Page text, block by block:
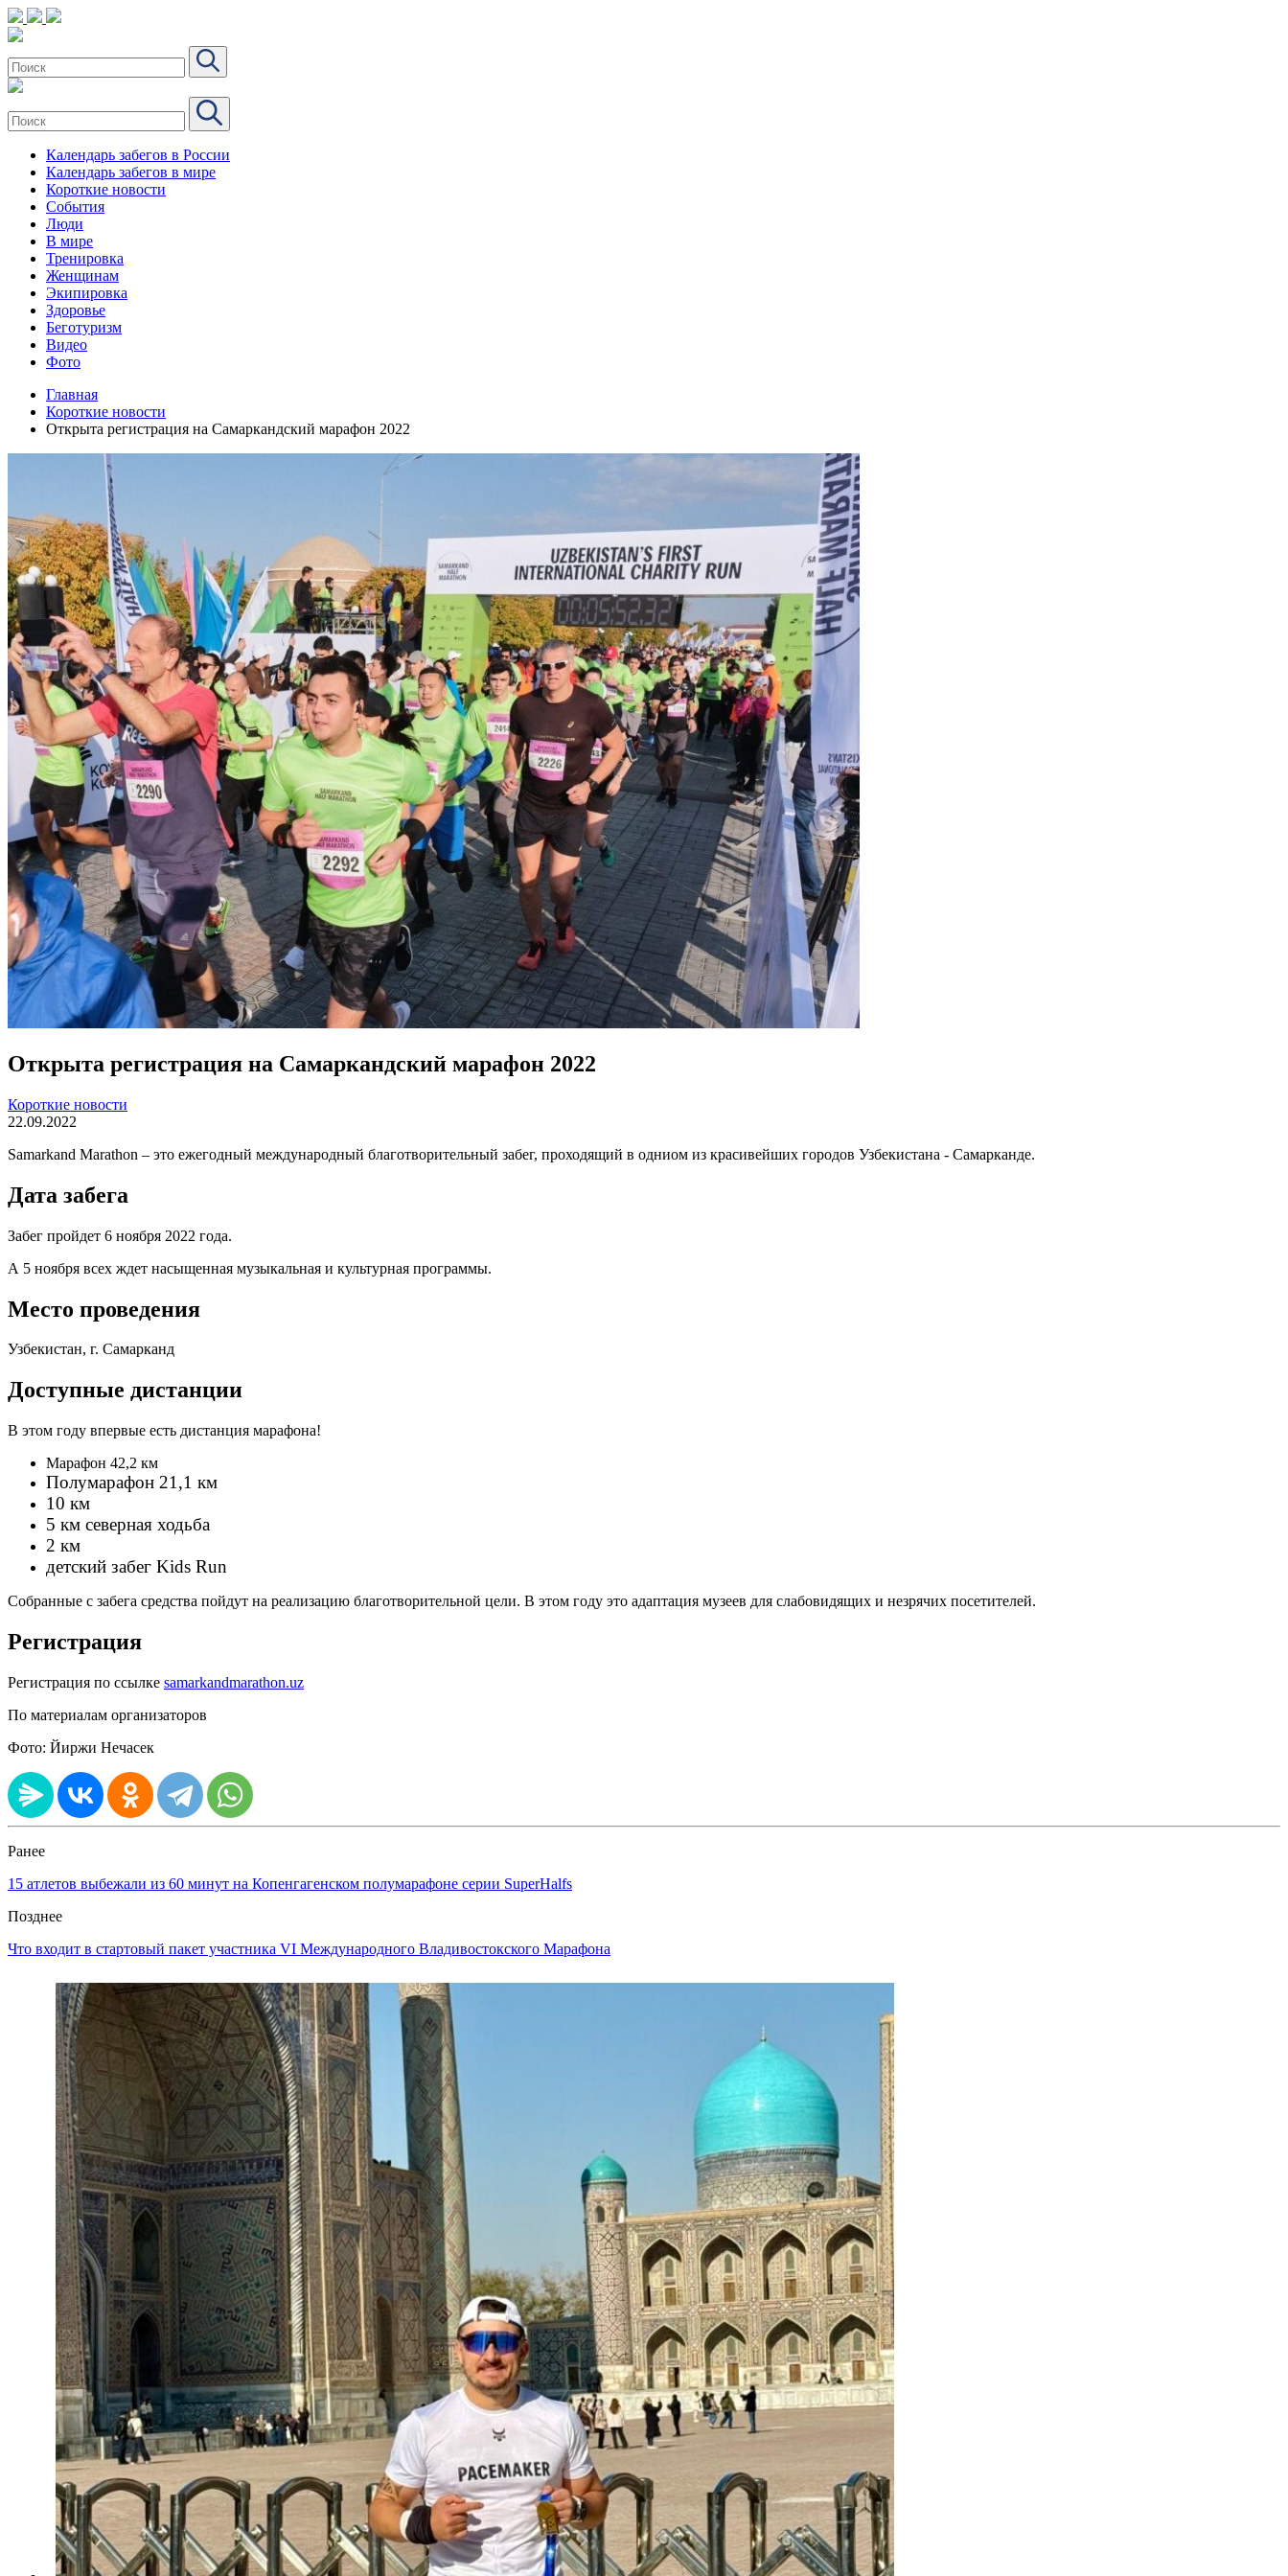
Календарь забегов в России
Календарь забегов в мире
Короткие новости
События
Люди
В мире
Тренировка
Женщинам
Экипировка
Здоровье
Беготуризм
Видео
Фото
Главная
Короткие новости
Открыта регистрация на Самаркандский марафон 2022
Открыта регистрация на Самаркандский марафон 2022
Короткие новости
22.09.2022
Samarkand Marathon – это ежегодный международный благотворительный забег, проходящий в одниом из красивейших городов Узбекистана - Самарканде.
Дата забега
Забег пройдет 6 ноября 2022 года.
А 5 ноября всех ждет насыщенная музыкальная и культурная программы.
Место проведения
Узбекистан, г. Самарканд
Доступные дистанции
В этом году впервые есть дистанция марафона!
Марафон 42,2 км
Полумарафон 21,1 км
10 км
5 км северная ходьба
2 км
детский забег Kids Run
Собранные с забега средства пойдут на реализацию благотворительной цели. В этом году это адаптация музеев для слабовидящих и незрячих посетителей.
Регистрация
Регистрация по ссылке samarkandmarathon.uz
По материалам организаторов
Фото: Йиржи Нечасек
Ранее
15 атлетов выбежали из 60 минут на Копенгагенском полумарафоне серии SuperHalfs
Позднее
Что входит в стартовый пакет участника VI Международного Владивостокского Марафона